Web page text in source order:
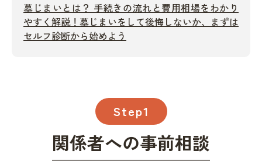
墓じまいとは？ 手続きの流れと費用相場をわかり
やすく解説！墓じまいをして後悔しないか、まずは
セルフ診断から始めよう
Step1
関係者への事前相談